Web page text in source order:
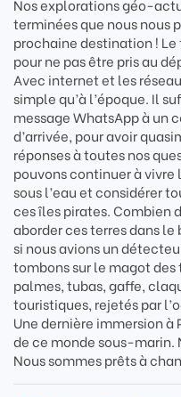
Nos explorations géo-
terminées que nous nous
prochaine destination !
pour ne pas être pris au
Avec internet et les
simple qu’à l’époque. Il
message WhatsApp à un
d’arrivée, pour avoir
réponses à toutes nos
pouvons continuer à vivre
sous l’eau et considérer
ces îles pirates. Combien
aborder ces terres dans le
si nous avions un
tombons sur le magot des
palmes, tubas, gaffe,
touristiques, rejetés par
Une dernière immersion à
de ce monde sous-
Nous sommes prêts à